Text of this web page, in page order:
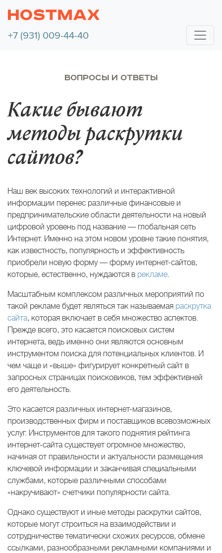
+7 (931) 009-44-40
ВОПРОСЫ И ОТВЕТЫ
Какие бывают
методы раскрутки
сайтов?
Наш век высоких технологий и интерактивной
информации перенес различные финансовые и
предпринимательские области деятельности на новый
цифровой уровень под название — глобальная сеть
Интернет. Именно на этом новом уровне такие понятия,
как известность, популярность и эффективность
приобрели новую форму — форму интернет-сайтов,
которые, естественно, нуждаются в рекламе.
Масштабным комплексом различных мероприятий по
такой рекламе будет являться так называемая раскрутка
сайта, которая включает в себя множество аспектов.
Прежде всего, это касается поисковых систем
интернета, ведь именно они являются основным
инструментом поиска для потенциальных клиентов. И
чем чаще и «выше» фигурирует конкретный сайт в
запросных страницах поисковиков, тем эффективней
его деятельность.
Это касается различных интернет-магазинов,
производственных фирм и поставщиков всевозможных
услуг. Инструментов для такого поднятия рейтинга
интернет-сайта существует огромное множество,
начиная от правильности и актуальности размещения
ключевой информации и заканчивая специальными
службами, которые различными способами
«накручивают» счетчики популярности сайта.
Однако существуют и иные методы раскрутки сайтов,
которые могут строиться на взаимодействии и
сотрудничестве тематически схожих ресурсов, обмене
ссылками, разнообразными рекламными компаниями и